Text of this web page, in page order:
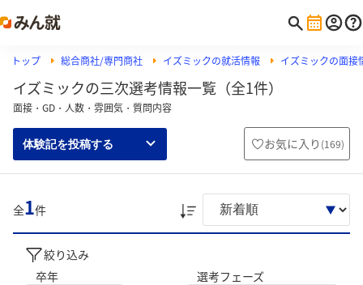
トップ 総合商社/専門商社 イズミックの就活情報 イズミックの面接
イズミックの三次選考情報一覧（全1件）
面接・GD・人数・雰囲気・質問内容
体験記を投稿する お気に入り (169)
全1件
絞り込み
卒年
選考フェーズ